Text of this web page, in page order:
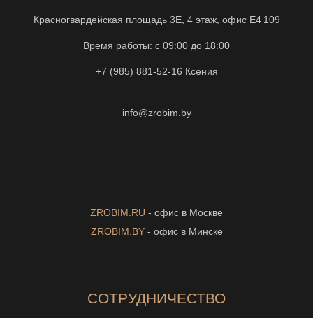
Красногвардейская площадь 3Е, 4 этаж, офис Е4 109
Время работы: с 09:00 до 18:00
+7 (985) 881-52-16 Ксения
info@zrobim.by
ZROBIM.RU - офис в Москве
ZROBIM.BY- офис в Минске
СОТРУДНИЧЕСТВО